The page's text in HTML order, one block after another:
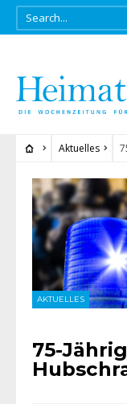
Aktuelles
AKTUELLES
75-